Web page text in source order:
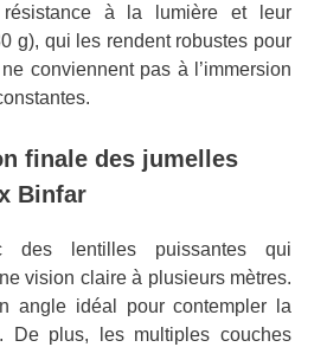
résistance à la lumière et leur
g), qui les rendent robustes pour
conviennent pas à l’immersion
finale des jumelles
Binfar
des lentilles puissantes qui
vision claire à plusieurs mètres.
angle idéal pour contempler la
De plus, les multiples couches